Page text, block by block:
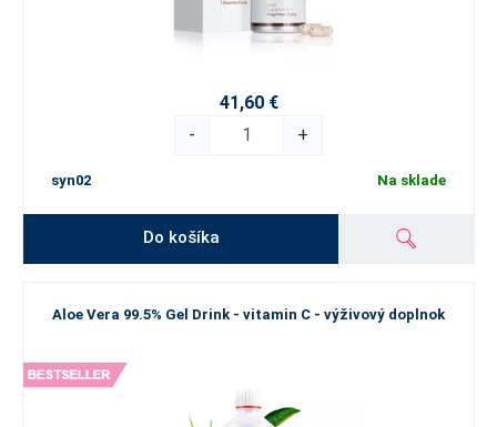
41,60 €
-
+
syn02 Na sklade
Do košíka
Aloe Vera 99.5% Gel Drink - vitamin C - výživový doplnok